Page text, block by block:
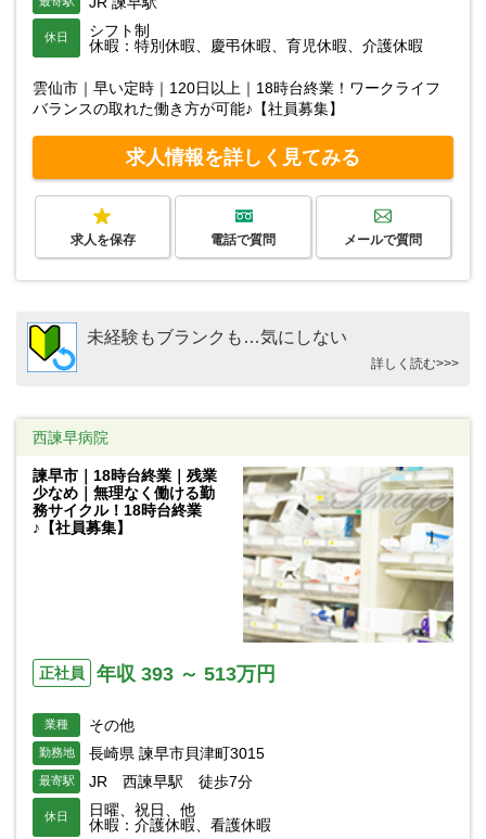
休日
シフト制
休暇：特別休暇、慶弔休暇、育児休暇、介護休暇
雲仙市｜早い定時｜120日以上｜18時台終業！ワークライフ
バランスの取れた働き方が可能♪【社員募集】
求人情報を詳しく見てみる
求人を保存 電話で質問 メールで質問
未経験もブランクも…気にしない
詳しく読む>>>
西諫早病院
諫早市｜18時台終業｜残業
少なめ｜無理なく働ける勤
務サイクル！18時台終業
♪【社員募集】
正社員 年収 393 ～ 513万円
業種 その他
勤務地 長崎県 諫早市貝津町3015
最寄駅 JR 西諫早駅 徒歩7分
休日
日曜、祝日、他
休暇：介護休暇、看護休暇